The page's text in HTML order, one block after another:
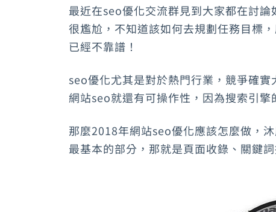
最近在seo優化交流群見到大家都在討
很尷尬，不知道該如何去規劃任務目標
已經不靠譜！
seo優化尤其是對於熱門行業，競爭確
網站seo就還有可操作性，因為搜索引擎
那麼2018年網站seo優化應該怎麼做，
最基本的部分，那就是頁面收錄、關鍵